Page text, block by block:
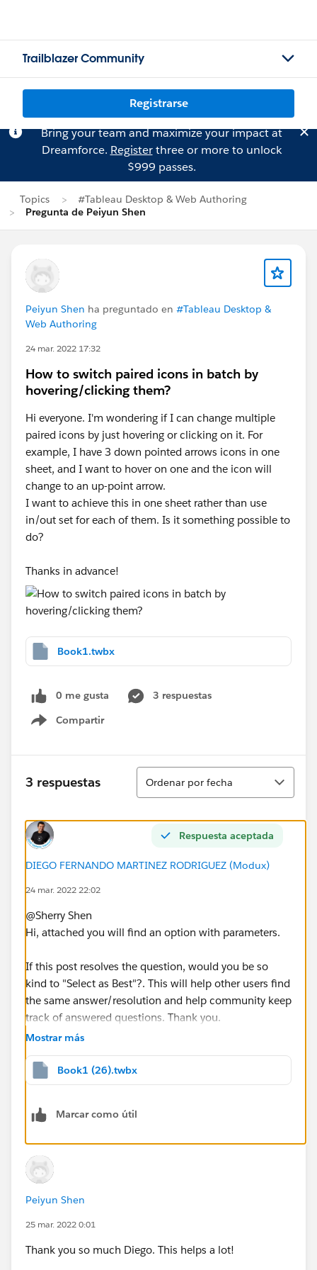
Trailblazer Community
Registrarse
Bring your team and maximize your impact at
Dreamforce. Registerthree or more to unlock
$999 passes.
Topics
#Tableau Desktop & Web Authoring
Pregunta de Peiyun Shen
Peiyun Shen ha preguntado en #Tableau Desktop &
Web Authoring
24 mar. 2022 17:32
How to switch paired icons in batch by
hovering/clicking them?
Hi everyone. I'm wondering if I can change multiple
paired icons by just hovering or clicking on it. For
example, I have 3 down pointed arrows icons in one
sheet, and I want to hover on one and the icon will
change to an up-point arrow.
I want to achieve this in one sheet rather than use
in/out set for each of them. Is it something possible to
do?
Thanks in advance!
Book1.twbx
0 me gusta
3 respuestas
Compartir
Show menu
3 respuestas
Ordenar
Ordenar por fecha
Respuesta aceptada
DIEGO FERNANDO MARTINEZ RODRIGUEZ (Modux)
24 mar. 2022 22:02
@Sherry Shen​
Hi, attached you will find an option with parameters.
If this post resolves the question, would you be so
kind to "Select as Best"?. This will help other users find
the same answer/resolution and help community keep
track of answered questions. Thank you.
Diego Martinez
Mostrar más
Book1 (26).twbx
Marcar como útil
Peiyun Shen
25 mar. 2022 0:01
Thank you so much Diego. This helps a lot!